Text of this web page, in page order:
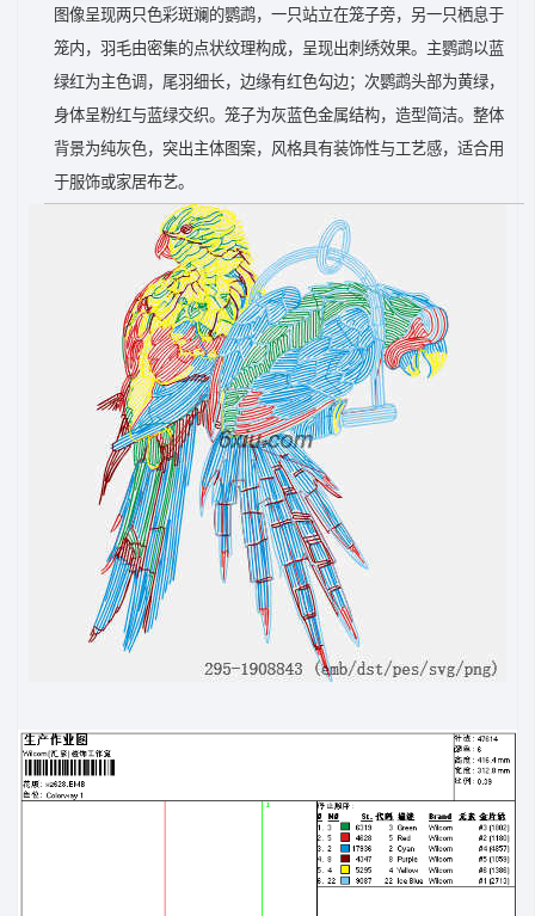
图像呈现两只色彩斑斓的鹦鹉，一只站立在笼子旁，另一只栖息于
笼内，羽毛由密集的点状纹理构成，呈现出刺绣效果。主鹦鹉以蓝
绿红为主色调，尾羽细长，边缘有红色勾边；次鹦鹉头部为黄绿，
身体呈粉红与蓝绿交织。笼子为灰蓝色金属结构，造型简洁。整体
背景为纯灰色，突出主体图案，风格具有装饰性与工艺感，适合用
于服饰或家居布艺。